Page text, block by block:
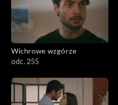
Wichrowe wzgórze
odc. 255